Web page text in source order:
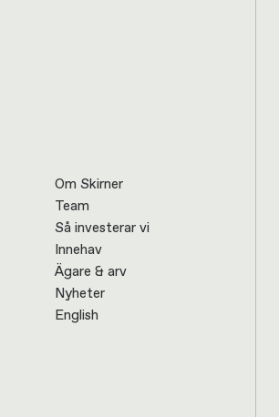
Om Skirner
Team
Så investerar vi
Innehav
Ägare & arv
Nyheter
English